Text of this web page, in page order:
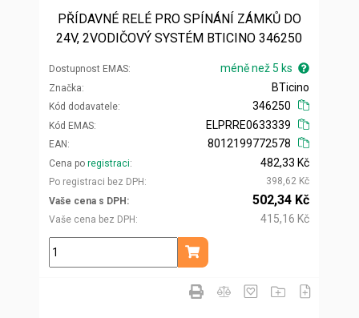
PŘÍDAVNÉ RELÉ PRO SPÍNÁNÍ ZÁMKŮ DO
24V, 2VODIČOVÝ SYSTÉM BTICINO 346250
Dostupnost EMAS méně než 5 ks
Značka
Kód dodavatele
BTicino
346250
Kód EMAS
EAN
ELPRRE0633339
8012199772578
Cena po registraci
Po registraci bez DPH
482,33 Kč
398,62 Kč
Vaše cena s DPH
Vaše cena bez DPH
502,34 Kč
415,16 Kč
ks
Přidat do košíku